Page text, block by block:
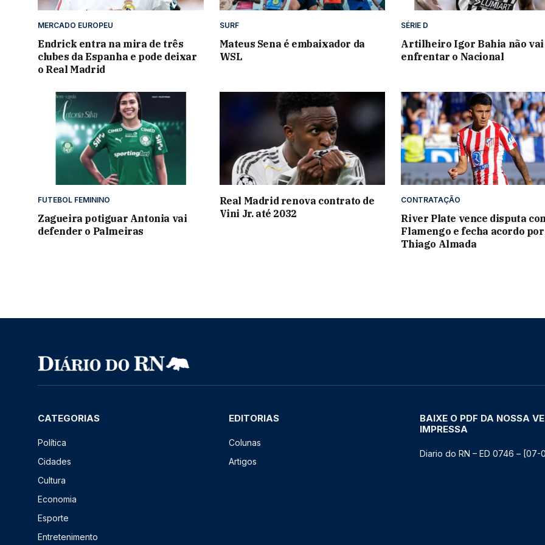
MERCADO EUROPEU
Endrick entra na mira de três
clubes da Espanha e pode deixar
o Real Madrid
SURF
Mateus Sena é embaixador da
WSL
SÉRIE D
Artilheiro Igor Bahia não vai
enfrentar o Nacional
FUTEBOL FEMININO
Zagueira potiguar Antonia vai
defender o Palmeiras
Real Madrid renova contrato de
Vini Jr. até 2032
CONTRATAÇÃO
River Plate vence disputa
Flamengo e fecha acordo por
Thiago Almada
CATEGORIAS
Política
Cidades
Cultura
Economia
Esporte
Entretenimento
EDITORIAS
Colunas
Artigos
BAIXE O PDF DA NOSSA
IMPRESSA
Diario do RN – ED 0746 –